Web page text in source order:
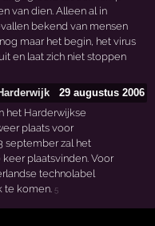
van dien. Alleen al in
bekend van mensen
maar het begin, het virus
en laat zich niet stoppen
29 augustus 2006
het Harderwijkse
plaats voor
september zal het
plaatsvinden. Voor
technolabel
te komen.5